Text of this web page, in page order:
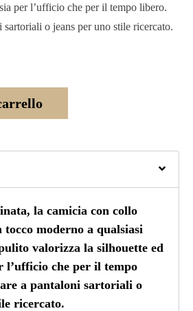
per l’ufficio che per il tempo libero.
sartoriali o jeans per uno stile ricercato.
la camicia con collo
tocco moderno a qualsiasi
valorizza la silhouette ed
l’ufficio che per il tempo
a pantaloni sartoriali o
ricercato.